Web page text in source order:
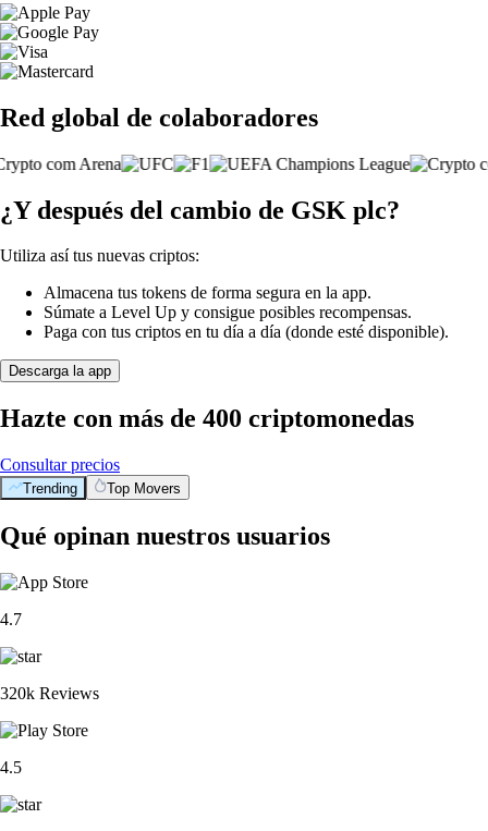
Red global de colaboradores
¿Y después del cambio de GSK plc?
Utiliza así tus nuevas criptos:
Almacena tus tokens de forma segura en la app.
Súmate a Level Up y consigue posibles recompensas.
Paga con tus criptos en tu día a día (donde esté disponible).
Descarga la app
Hazte con más de 400 criptomonedas
Consultar precios
Trending Top Movers
Qué opinan nuestros usuarios
4.7
320k Reviews
4.5